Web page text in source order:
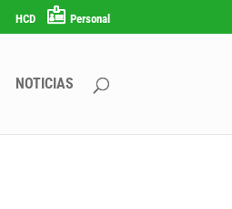
HCD Personal
NOTICIAS